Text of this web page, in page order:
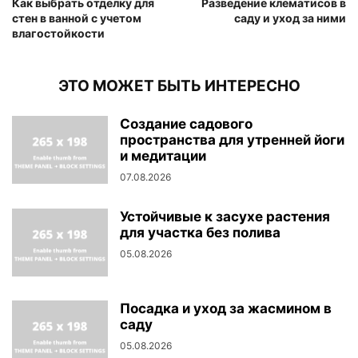
Как выбрать отделку для
стен в ванной с учетом
влагостойкости
Разведение клематисов в
саду и уход за ними
ЭТО МОЖЕТ БЫТЬ ИНТЕРЕСНО
Создание садового
пространства для утренней йоги
и медитации
07.08.2026
Устойчивые к засухе растения
для участка без полива
05.08.2026
Посадка и уход за жасмином в
саду
05.08.2026